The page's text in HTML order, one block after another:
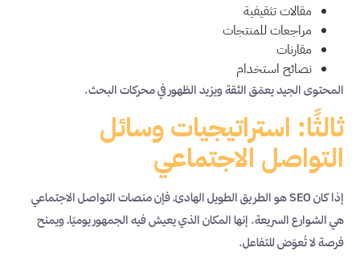
مقالات تثقيفية
مراجعات للمنتجات
مقارنات
نصائح استخدام
المحتوى الجيد يعمّق الثقة ويزيد الظهور في محركات البحث.
ثالثًا: استراتيجيات وسائل
التواصل الاجتماعي
إذا كان SEO هو الطريق الطويل الهادئ، فإن منصات التواصل الاجتماعي
هي الشوارع السريعة. إنها المكان الذي يعيش فيه الجمهور يوميًا، ويمنح
فرصة لا تُعوّض للتفاعل.